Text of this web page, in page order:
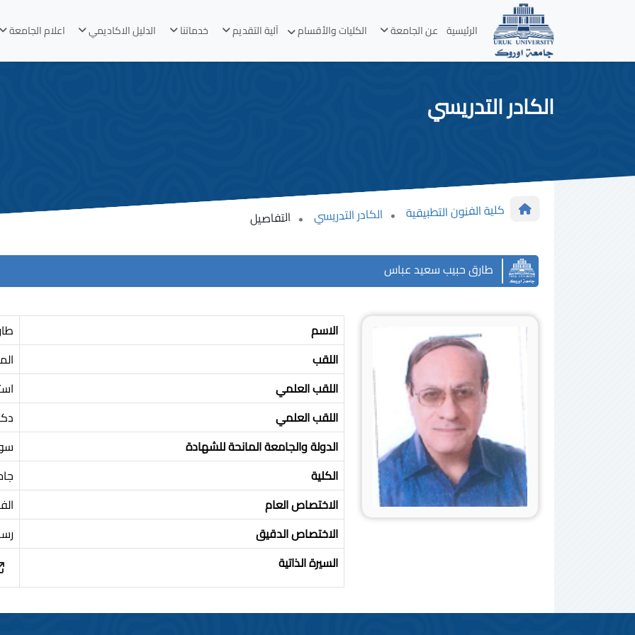
الرئيسية عن الجامعة الكليات والأقسام آلية التقديم خدماتنا الدليل الاكاديمي اعلام الجامعة
الكادر التدريسي
كلية الفنون التطبيقية الكادر التدريسي التفاصيل
طارق حبيب سعيد عباس
الاسم
اللقب
اللقب العلمي
اللقب العلمي
الدولة والجامعة المانحة للشهادة
الكلية
الاختصاص العام
الاختصاص الدقيق
السيرة الذاتية